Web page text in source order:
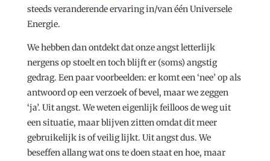
steeds veranderende ervaring in/van één Universele
Energie.
We hebben dan ontdekt dat onze angst letterlijk
nergens op stoelt en toch blijft er (soms) angstig
gedrag. Een paar voorbeelden: er komt een ‘nee’ op als
antwoord op een verzoek of bevel, maar we zeggen
‘ja’. Uit angst. We weten eigenlijk feilloos de weg uit
een situatie, maar blijven zitten omdat dit meer
gebruikelijk is of veilig lijkt. Uit angst dus. We
beseffen allang wat ons te doen staat en hoe, maar